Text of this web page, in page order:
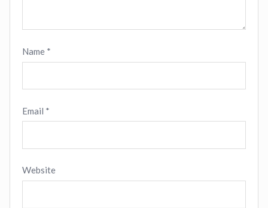
Name *
Email *
Website